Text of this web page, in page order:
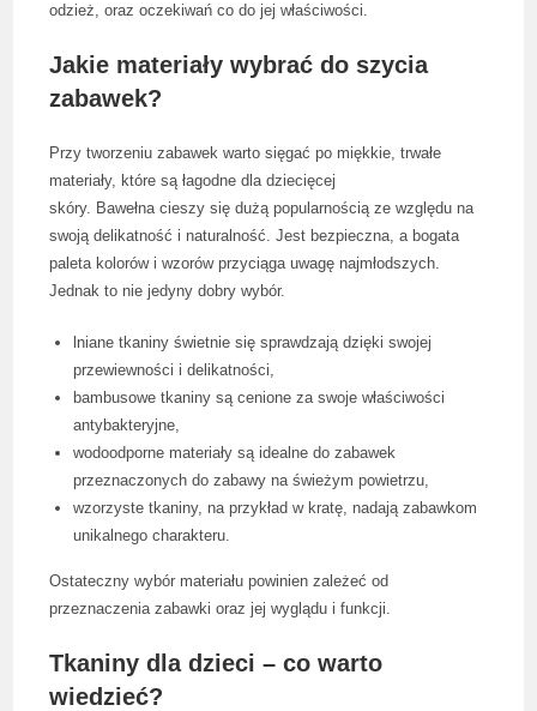
odzież, oraz oczekiwań co do jej właściwości.
Jakie materiały wybrać do szycia
zabawek?
Przy tworzeniu zabawek warto sięgać po miękkie, trwałe
materiały, które są łagodne dla dziecięcej
skóry. Bawełna cieszy się dużą popularnością ze względu na
swoją delikatność i naturalność. Jest bezpieczna, a bogata
paleta kolorów i wzorów przyciąga uwagę najmłodszych.
Jednak to nie jedyny dobry wybór.
lniane tkaniny świetnie się sprawdzają dzięki swojej
przewiewności i delikatności,
bambusowe tkaniny są cenione za swoje właściwości
antybakteryjne,
wodoodporne materiały są idealne do zabawek
przeznaczonych do zabawy na świeżym powietrzu,
wzorzyste tkaniny, na przykład w kratę, nadają zabawkom
unikalnego charakteru.
Ostateczny wybór materiału powinien zależeć od
przeznaczenia zabawki oraz jej wyglądu i funkcji.
Tkaniny dla dzieci – co warto
wiedzieć?